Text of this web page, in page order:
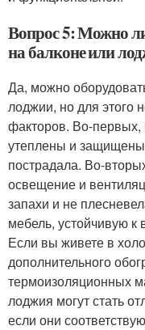
Вопрос 5: Можно
на балконе или
Да, можно
лоджии, но для этого
факторов. Во-
утеплены и
пострадала. Во-
освещение и
запахи и не
мебель, устойчивую
Если вы живете в
дополнительного
термоизоляционных
лоджия могут стать
если они